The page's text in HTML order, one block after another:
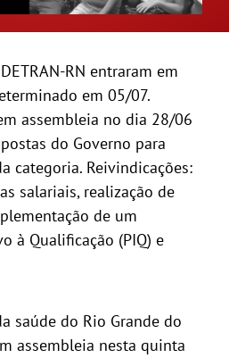
RN entraram em
em 05/07.
assembleia no dia 28/06
do Governo para
categoria. Reivindicações:
salariais, realização de
de um
à Qualificação (PIQ) e
saúde do Rio Grande do
assembleia nesta quinta